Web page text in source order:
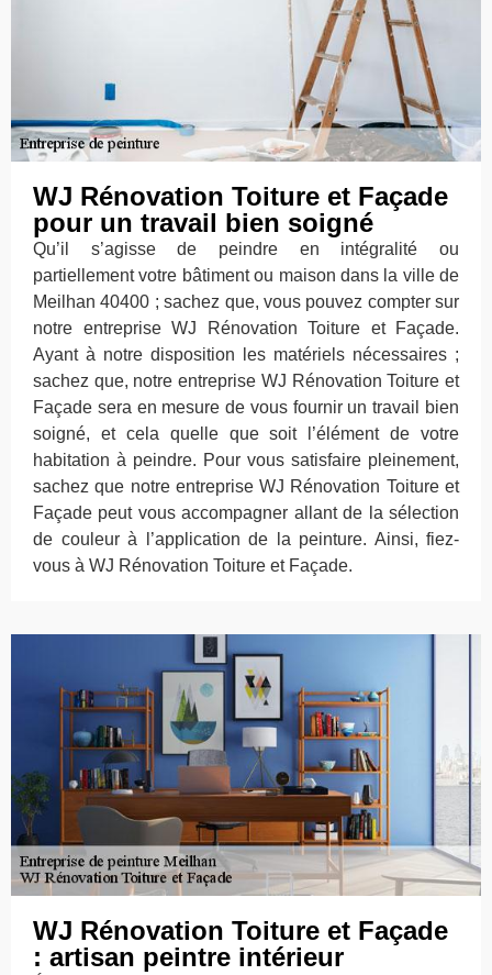
WJ Rénovation Toiture et Façade
pour un travail bien soigné
Qu’il s’agisse de peindre en intégralité ou
partiellement votre bâtiment ou maison dans la ville de
Meilhan 40400 ; sachez que, vous pouvez compter sur
notre entreprise WJ Rénovation Toiture et Façade.
Ayant à notre disposition les matériels nécessaires ;
sachez que, notre entreprise WJ Rénovation Toiture et
Façade sera en mesure de vous fournir un travail bien
soigné, et cela quelle que soit l’élément de votre
habitation à peindre. Pour vous satisfaire pleinement,
sachez que notre entreprise WJ Rénovation Toiture et
Façade peut vous accompagner allant de la sélection
de couleur à l’application de la peinture. Ainsi, fiez-
vous à WJ Rénovation Toiture et Façade.
WJ Rénovation Toiture et Façade
: artisan peintre intérieur